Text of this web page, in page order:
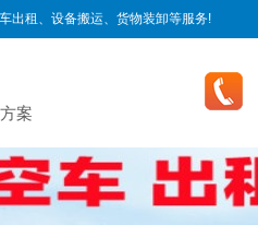
出租、设备搬运、货物装卸等服务!
案